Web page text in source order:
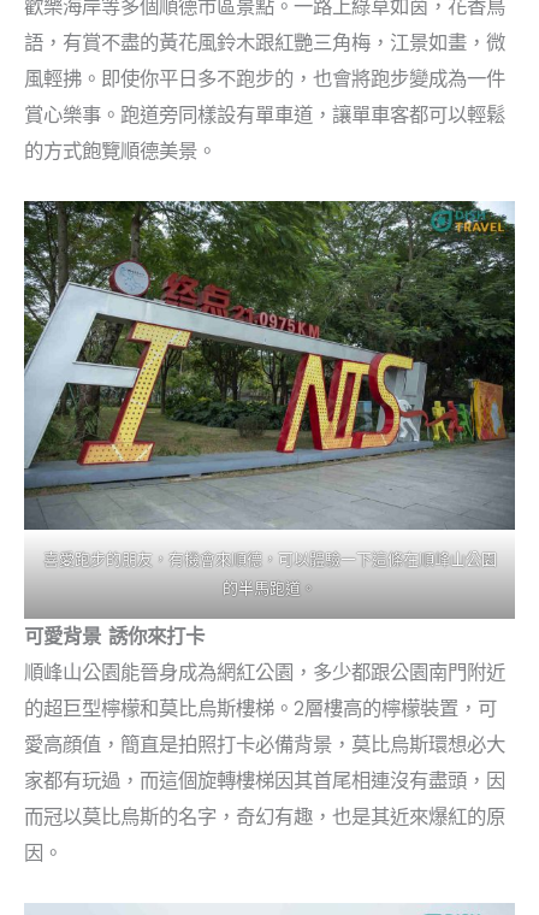
歡樂海岸等多個順德市區景點。一路上綠草如茵，花香鳥
語，有賞不盡的黃花風鈴木跟紅艷三角梅，江景如畫，微
風輕拂。即使你平日多不跑步的，也會將跑步變成為一件
賞心樂事。跑道旁同樣設有單車道，讓單車客都可以輕鬆
的方式飽覽順德美景。
喜愛跑步的朋友，有機會來順德，可以體驗一下這條在順峰山公園
的半馬跑道。
可愛背景 誘你來打卡
順峰山公園能晉身成為網紅公園，多少都跟公園南門附近
的超巨型檸檬和莫比烏斯樓梯。2層樓高的檸檬裝置，可
愛高顔值，簡直是拍照打卡必備背景，莫比烏斯環想必大
家都有玩過，而這個旋轉樓梯因其首尾相連沒有盡頭，因
而冠以莫比烏斯的名字，奇幻有趣，也是其近來爆紅的原
因。